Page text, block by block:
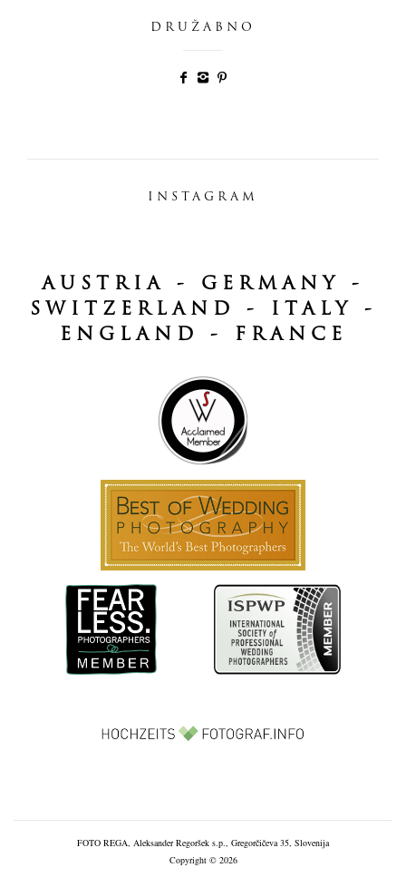
DRUŽABNO
INSTAGRAM
AUSTRIA - GERMANY -
SWITZERLAND - ITALY -
ENGLAND - FRANCE
FOTO REGA, Aleksander Regoršek s.p., Gregorčičeva 35, Slovenija
Copyright © 2026